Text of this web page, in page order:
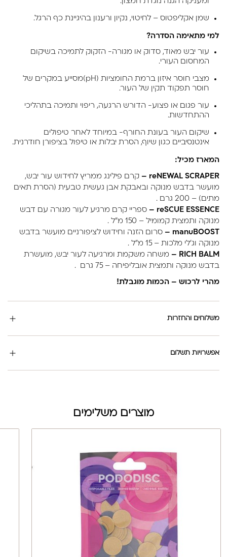
שמן אקליפטוס – לחיטוי, נקיון ורענון בהיגיינת כף הרגל.
למי מתאימה הסדרה?
עור יבש מאוד, סדוק או מגורה- הזקוק לתמיכה בשיקום
המחסום העורי.
מצבי חוסר איזון ברמת החומציות (pH)מסייע במקרים של
חוסר תפקוד תקין של העור.
עור פגום או פצוע- הדורש הרגעה, ריפוי ותמיכה בתהליכי
ההתחדשות.
שיקום העור בעונת החורף- במיוחד לאחר טיפולים
אינטנסיביים כגון שיוף, הסרת יבלות או טיפול בציפורן חודרנית.
המארז מכיל:
reNEWAL SCRAPER –
קרם פילינג ממריץ לחידוש עור יבש,
מועשר בדבש מנוקה ובאבקת אבן געשית טבעית (הסרת תאים
מתים) – 200 גרם .
reSCUE ESSENCE –
ספריי קרם מרגיע לעור מגורה עם דבש
מנוקה ותמצית קמומיל – 150 מ"ל .
manuBOOST –
סרום הזנה וחידוש לציפורניים מועשר בדבש
מנוקה וג’לי מלכות – 15 מ"ל .
RICH BALM –
משחה משקמת ומרגיעה לעור יבש, מועשרת
בדבש מנוקה ותמצית אובליפיחה – 75 גרם .
מהרי לרכוש – הכמות מוגבלת!
משלוחים והחזרות
אפשרויות תשלום
מוצרים משלימים